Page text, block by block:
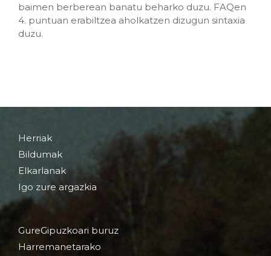
baimen berberean banatu beharko duzu. FAQen
4. puntuan erabiltzea aholkatzen dizugun sintaxia
duzu.
Herriak
Bildumak
Elkarlanak
Igo zure argazkia
GureGipuzkoari buruz
Harremanetarako